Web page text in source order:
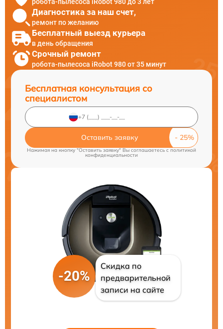
робота-пылесоса iRobot 980 до 3 лет
Диагностика за наш счет,
ремонт по желанию
Бесплатный выезд курьера
в день обращения
Срочный ремонт
робота-пылесоса iRobot 980 от 35 минут
Бесплатная консультация со
специалистом
Оставить заявку
Нажимая на кнопку "Оставить заявку" Вы соглашаетесь cполитикой
конфиденциальности
-20%
Скидка по
предварительной
записи на сайте